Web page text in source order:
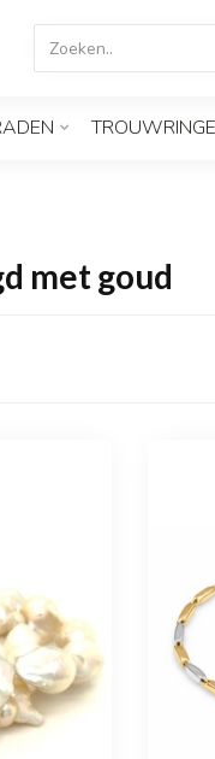
met goud